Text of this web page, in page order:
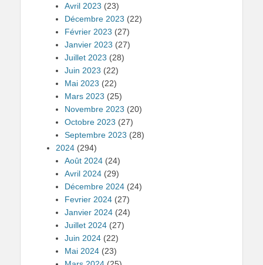
Avril 2023 (23)
Décembre 2023 (22)
Février 2023 (27)
Janvier 2023 (27)
Juillet 2023 (28)
Juin 2023 (22)
Mai 2023 (22)
Mars 2023 (25)
Novembre 2023 (20)
Octobre 2023 (27)
Septembre 2023 (28)
2024 (294)
Août 2024 (24)
Avril 2024 (29)
Décembre 2024 (24)
Fevrier 2024 (27)
Janvier 2024 (24)
Juillet 2024 (27)
Juin 2024 (22)
Mai 2024 (23)